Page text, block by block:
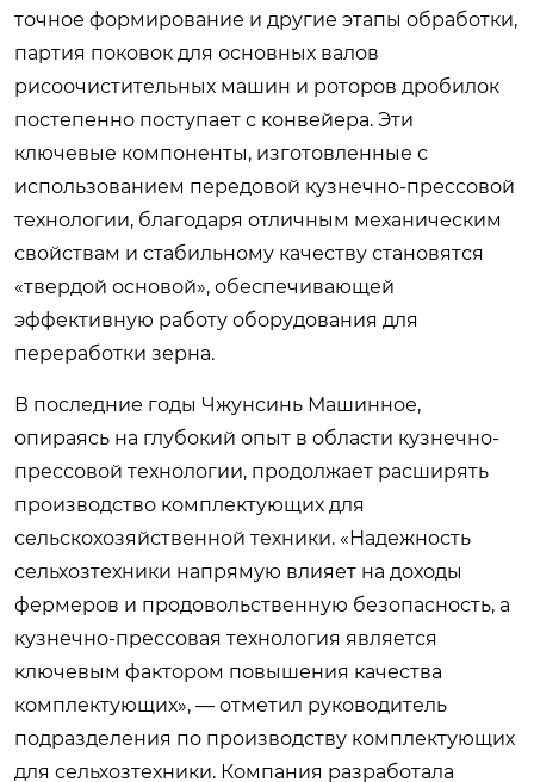
точное формирование и другие этапы обработки,
партия поковок для основных валов
рисоочистительных машин и роторов дробилок
постепенно поступает с конвейера. Эти
ключевые компоненты, изготовленные с
использованием передовой кузнечно-прессовой
технологии, благодаря отличным механическим
свойствам и стабильному качеству становятся
«твердой основой», обеспечивающей
эффективную работу оборудования для
переработки зерна.
В последние годы Чжунсинь Машинное,
опираясь на глубокий опыт в области кузнечно-
прессовой технологии, продолжает расширять
производство комплектующих для
сельскохозяйственной техники. «Надежность
сельхозтехники напрямую влияет на доходы
фермеров и продовольственную безопасность, а
кузнечно-прессовая технология является
ключевым фактором повышения качества
комплектующих», — отметил руководитель
подразделения по производству комплектующих
для сельхозтехники. Компания разработала